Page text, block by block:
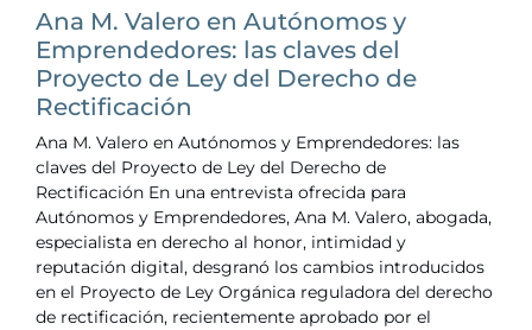
Ana M. Valero en Autónomos y
Emprendedores: las claves del
Proyecto de Ley del Derecho de
Rectificación
Ana M. Valero en Autónomos y Emprendedores: las
claves del Proyecto de Ley del Derecho de
Rectificación En una entrevista ofrecida para
Autónomos y Emprendedores, Ana M. Valero, abogada,
especialista en derecho al honor, intimidad y
reputación digital, desgranó los cambios introducidos
en el Proyecto de Ley Orgánica reguladora del derecho
de rectificación, recientemente aprobado por el